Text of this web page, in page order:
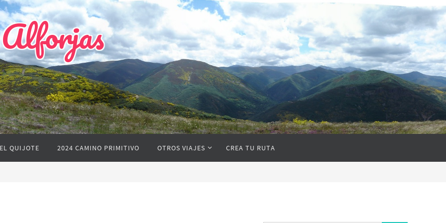
QUIJOTE 2024 CAMINO PRIMITIVO OTROS VIAJES CREA TU RUTA